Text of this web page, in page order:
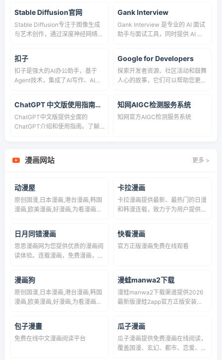
作、AI音频转录、AI辅助编程、AI
音乐生成、AI绘画设计、AI对话聊
天等AI工具集合大全，以及AI学习
开发的常用网站、框架和模型，帮
效完成任务！
Stable Diffusion官网
Stable Diffusion专注于图像生成
与艺术创作，通过深度神经网络实
计师、艺术家和游戏开发者提供无
限创意可能。
Gank Interview
Gank Interview 是专业的 AI 面试
助手与面试工具，同时提供 AI 面
景；支持面试 AI 训练、面试题目
网站级题库和高频面试练习，帮助
你系统提升面试通过率。
扣子
扣子是强大的AI办公助手，基于
Agent技术，集成了AI写作、AI
AI播客、AI生图与AI视频等全功
能。扣子助力财经分析、市场营销
等多场景办公任务自动化，全面提
升工作效率。
Google for Developers
探索开发者资源、社区活动和鼓舞
人心的故事，它们可以帮助您更智
ChatGPT 中文版使用指南｜ChatGPT 官网入门攻略
ChatGPT中文版提供全面的
ChatGPT介绍和使用指南。了解
景。立即体验全球领先的人工智能
对话模型，开启智能交互新时代。
知网AIGC检测服务系统
知网官方AIGC检测服务系统
漫画网站 更多 >
动漫屋
原创国漫,日本漫画,港台漫画,韩国
漫画,欧美漫画,好漫画,为看漫画的
贼王1185、死神、一拳超人、古惑
仔88、山海逆战等
卡拉漫画
卡拉漫画提供最新、最热门的日漫
和韩漫连载，致力于为用户提供最
漫，还是火热韩漫，卡拉漫画都保
证每日更新，确保您能第一时间看
到最新章节。平台支持免费在线阅
漫画阅读体验！
日月同错漫画
思思漫画网为您提供优质的漫画阅
读体验。连载漫画，免费漫画，玄
市漫画，仙侠漫画，武侠漫画，现
代言情漫画，古代言情漫画，灵异
漫画，游戏漫画，历史漫画，悬疑
漫画，科幻漫画，竞技体育漫画，
日漫，国漫，看不完的漫画，漫画
阅读网站，就在思思漫画网
快看漫画
官方正版漫画免费在线观看
漫画狗
原创国漫,日本漫画,港台漫画,韩国
漫画,欧美漫画,好漫画,为看漫画的
漫蛙manwa2下载
漫蛙manwa2下载渠道提供2026
最新版漫蛙2app官方正版安装
键安装。收录海量日韩国漫，每日
更新漫画资源，自带护眼夜间阅读
模式，漫蛙manwa2正版免费下载
入口直达，无需复杂注册，高速下
️包子漫畫
免费在线中文漫画阅读平台
瓜子漫画
瓜子漫画提供免费漫画在线阅读，
覆盖国漫、玄幻、都市、恋爱、古